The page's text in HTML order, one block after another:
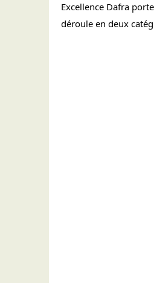
Excellence Dafra
déroule en deux